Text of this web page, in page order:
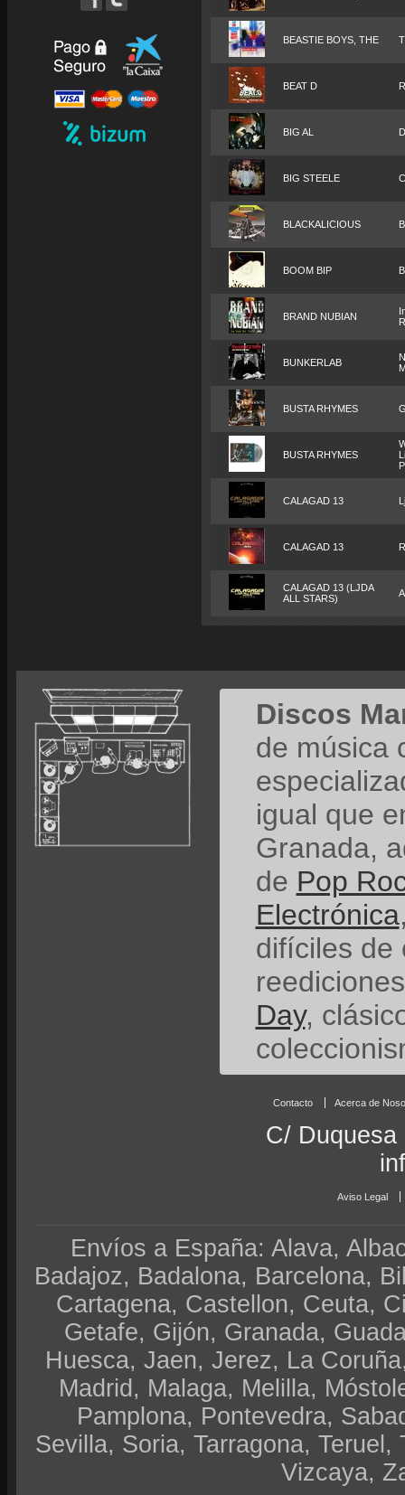
BEASTIE BOYS, THE
BEAT D
BIG AL
BIG STEELE
BLACKALICIOUS
BOOM BIP
BRAND NUBIAN
BUNKERLAB
BUSTA RHYMES
BUSTA RHYMES
CALAGAD 13
CALAGAD 13
CALAGAD 13 (LJDA
ALL STARS)
Discos
de música
igual que
Granada,
de Pop
Electrónica
difíciles de
Day,
Contacto Acerca de
C/ Duquesa
Aviso Legal
Envíos a España: Alava,
Badajoz, Badalona, Barcelona,
Cartagena, Castellon, Ceuta,
Getafe, Gijón, Granada,
Huesca, Jaen, Jerez, La
Madrid, Malaga, Melilla,
Pamplona, Pontevedra,
Sevilla, Soria, Tarragona,
Vizcaya,